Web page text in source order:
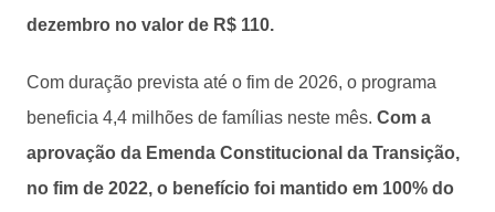
dezembro no valor de R$ 110.
Com duração prevista até o fim de 2026, o programa
beneficia 4,4 milhões de famílias neste mês. Com a
aprovação da Emenda Constitucional da Transição,
no fim de 2022, o benefício foi mantido em 100% do